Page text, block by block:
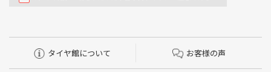
タイヤ館について お客様の声